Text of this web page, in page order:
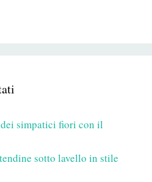
simpatici fiori con il
sotto lavello in stile